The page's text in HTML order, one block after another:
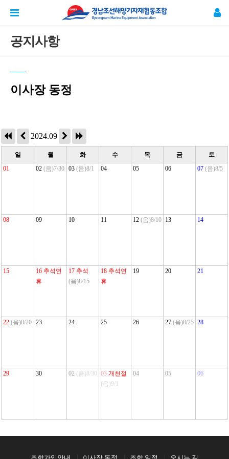
공지사항
이사장 동정
2024.09
일 월 화 수 목 금
토
01
02 (음)7/30 03 (음)8/1 04 05 06 07 (음)8/5
08 09 10 11 12 (음)8/10 13 14
15 16 추석연
휴
17 추석
(음)8/15
18 추석연
휴
19 20 21
22 (음)8/20 23 24 25 26 27 (음)8/25 28
29 30 02 (음)8/30 03 개천절
(음)9/1
04 05 06